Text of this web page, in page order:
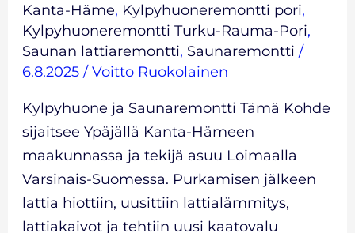
Kanta-Häme, Kylpyhuoneremontti pori,
Kylpyhuoneremontti Turku-Rauma-Pori,
Saunan lattiaremontti, Saunaremontti /
6.8.2025 /Voitto Ruokolainen
Kylpyhuone ja Saunaremontti Tämä Kohde
sijaitsee Ypäjällä Kanta-Hämeen
maakunnassa ja tekijä asuu Loimaalla
Varsinais-Suomessa. Purkamisen jälkeen
lattia hiottiin, uusittiin lattialämmitys,
lattiakaivot ja tehtiin uusi kaatovalu